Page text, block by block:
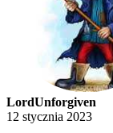
LordUnforgiven
12 stycznia 2023